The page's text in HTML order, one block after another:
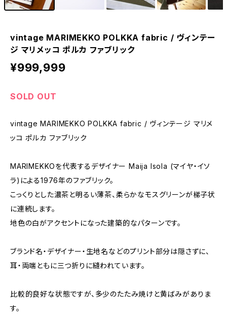
vintage MARIMEKKO POLKKA fabric / ヴィンテー
ジ マリメッコ ポルカ ファブリック
¥999,999
SOLD OUT
vintage MARIMEKKO POLKKA fabric / ヴィンテージ マリメ
ッコ ポルカ ファブリック
MARIMEKKOを代表するデザイナー Maija Isola (マイヤ・イソ
ラ)による1976年のファブリック。
こっくりとした濃茶と明るい薄茶、柔らかなモスグリーンが梯子状
に連続します。
地色の白がアクセントになった建築的なパターンです。
ブランド名・デザイナー・生地名などのプリント部分は隠さずに、
耳・両端ともに三つ折りに縫われています。
比較的良好な状態ですが、多少のたたみ焼けと黄ばみがありま
す。